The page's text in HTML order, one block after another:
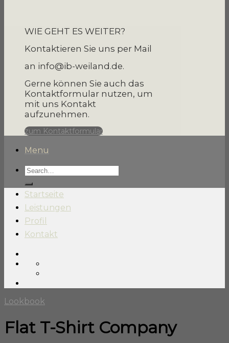
WIE GEHT ES WEITER?
Kontaktieren Sie uns per Mail
an info@ib-weiland.de.
Gerne können Sie auch das
Kontaktformular nutzen, um
mit uns Kontakt
aufzunehmen.
zum Kontaktformular
Menu
Startseite
Leistungen
Profil
Kontakt
Lookbook
Flat T-Shirt Company